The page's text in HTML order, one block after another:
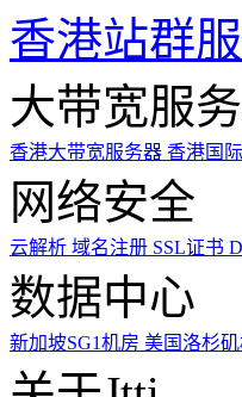
香港站群
大带宽服
香港大带宽服务器 香港国
网络安全
云解析 域名注册 SSL证书
数据中心
新加坡SG1机房 美国洛杉